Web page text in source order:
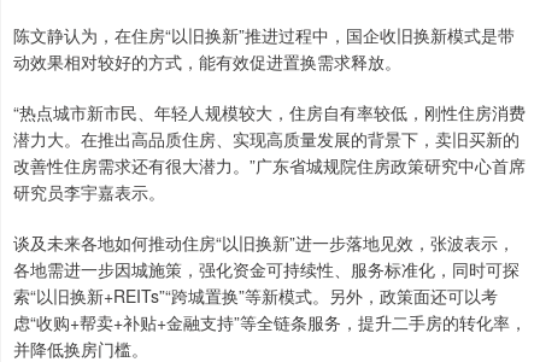
陈文静认为，在住房“以旧换新”推进过程中，国企收旧换新模式是带
动效果相对较好的方式，能有效促进置换需求释放。
“热点城市新市民、年轻人规模较大，住房自有率较低，刚性住房消费
潜力大。在推出高品质住房、实现高质量发展的背景下，卖旧买新的
改善性住房需求还有很大潜力。”广东省城规院住房政策研究中心首席
研究员李宇嘉表示。
谈及未来各地如何推动住房“以旧换新”进一步落地见效，张波表示，
各地需进一步因城施策，强化资金可持续性、服务标准化，同时可探
索“以旧换新+REITs”“跨城置换”等新模式。另外，政策面还可以考
虑“收购+帮卖+补贴+金融支持”等全链条服务，提升二手房的转化率，
并降低换房门槛。